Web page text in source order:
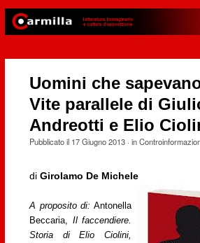
Uomini che
Vite parallele di
Andreotti e Elio
Pubblicato il 17 Giugno 2013· in
di Girolamo De Michele
A proposito di: Antonella
Beccaria, Il faccendiere.
Storia di Elio Ciolini,